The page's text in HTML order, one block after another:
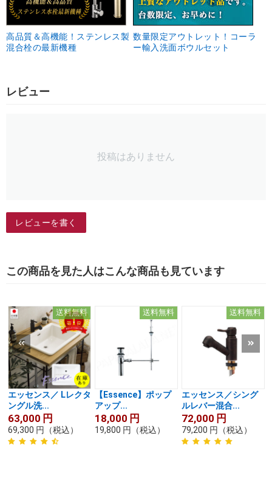
高品質＆高機能！ステンレス製
混合栓の最新機種
数量限定アウトレット！コーラ
ー輸入洗面ボウルセット
レビュー
投稿はありません
レビューを書く
この商品を見た人はこんな商品も見ています
送料無料
エッセンス／ Lレクタ
ングル洗...
63,000 円
69,300 円 （税込）
送料無料
【Essence】ポップ
アップ...
18,000 円
19,800 円 （税込）
送料無料
エッセンス／シング
ルレバー混合...
72,000 円
79,200 円 （税込）